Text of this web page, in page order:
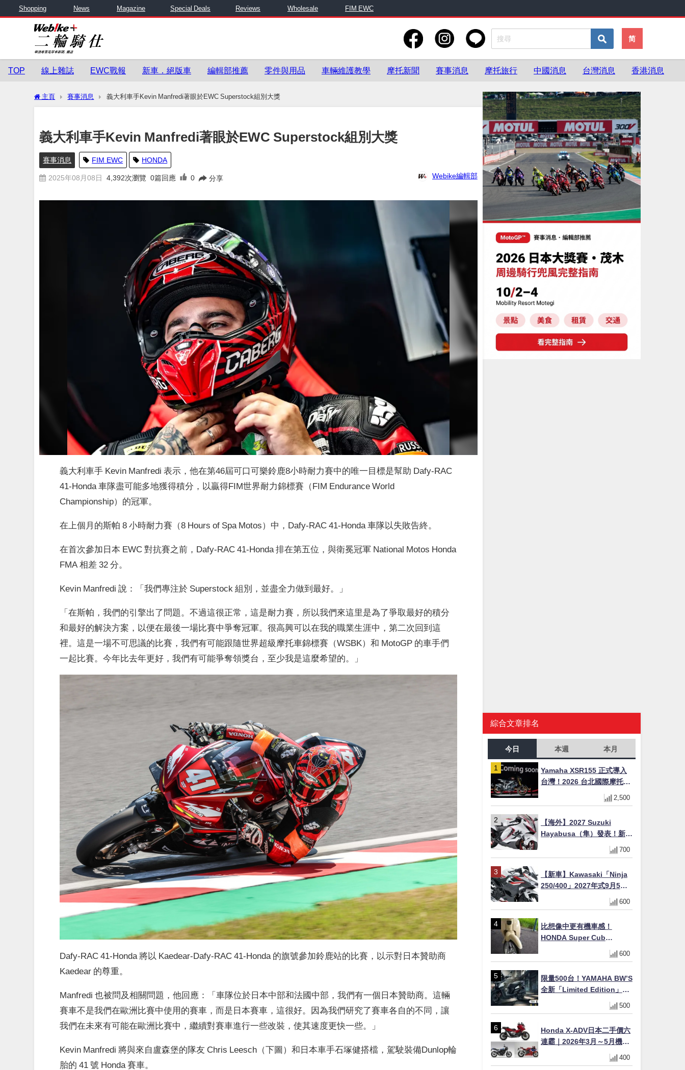
Shopping News Magazine Special Deals Reviews Wholesale FIM EWC
简
TOP 線上雜誌 EWC戰報 新車．絕版車 編輯部推薦 零件與用品 車輛維護教學 摩托新聞 賽事消息 摩托旅行 中國消息 台灣消息 香港消息
主頁 賽事消息 義大利車手Kevin Manfredi著眼於EWC Superstock組別大獎
義大利車手Kevin Manfredi著眼於EWC Superstock組別大獎
賽事消息 FIM EWC HONDA
2025年08月08日 4,392次瀏覽 0篇回應 0 分享 Webike編輯部
義大利車手 Kevin Manfredi 表示，他在第46屆可口可樂鈴鹿8小時耐力賽中的唯一目標是幫助 Dafy-RAC
41-Honda 車隊盡可能多地獲得積分，以贏得FIM世界耐力錦標賽（FIM Endurance World
Championship）的冠軍。
在上個月的斯帕 8 小時耐力賽（8 Hours of Spa Motos）中，Dafy-RAC 41-Honda 車隊以失敗告終。
在首次參加日本 EWC 對抗賽之前，Dafy-RAC 41-Honda 排在第五位，與衛冕冠軍 National Motos Honda
FMA 相差 32 分。
Kevin Manfredi 說：「我們專注於 Superstock 組別，並盡全力做到最好。」
「在斯帕，我們的引擎出了問題。不過這很正常，這是耐力賽，所以我們來這里是為了爭取最好的積分
和最好的解決方案，以便在最後一場比賽中爭奪冠軍。很高興可以在我的職業生涯中，第二次回到這
裡。這是一場不可思議的比賽，我們有可能跟隨世界超級摩托車錦標賽（WSBK）和 MotoGP 的車手們
一起比賽。今年比去年更好，我們有可能爭奪領獎台，至少我是這麼希望的。」
Dafy-RAC 41-Honda 將以 Kaedear-Dafy-RAC 41-Honda 的旗號參加鈴鹿站的比賽，以示對日本贊助商
Kaedear 的尊重。
Manfredi 也被問及相關問題，他回應：「車隊位於日本中部和法國中部，我們有一個日本贊助商。這輛
賽車不是我們在歐洲比賽中使用的賽車，而是日本賽車，這很好。因為我們研究了賽車各自的不同，讓
我們在未來有可能在歐洲比賽中，繼續對賽車進行一些改裝，使其速度更快一些。」
Kevin Manfredi 將與來自盧森堡的隊友 Chris Leesch（下圖）和日本車手石塚健搭檔，駕駛裝備Dunlop輪
胎的 41 號 Honda 賽車。
綜合文章排名
今日 本週 本月
Yamaha XSR155 正式導入
台灣！2026 台北國際摩托車
展亮相，70 週年紀念版
YZF-R 系列限量追加販售
2,500
【海外】2027 Suzuki
Hayabusa（隼）發表！新增
Special Edition 特仕版，全
新珍珠白塗裝與專屬配備登
700
【新車】Kawasaki「Ninja
250/400」2027年式9月5日
日本發售！新塗裝登場×價格
不變×輔助滑動式離合器
600
比想像中更有機車感！
HONDA Super Cub
110【Webike愛車精選】
600
限量500台！YAMAHA BW’S
全新「Limited Edition」都
市探索限定色 GOOPiMADE
聯名包同步登場
500
Honda X-ADV日本二手價六
連霸｜2026年3月～5月機車
轉售排行榜 CBR1000RR-R
FIREBLADE SP首度躋身前
400